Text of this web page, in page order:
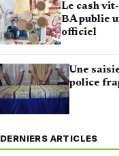
Le cash
BA publie
officiel
Une
police
DERNIERS ARTICLES